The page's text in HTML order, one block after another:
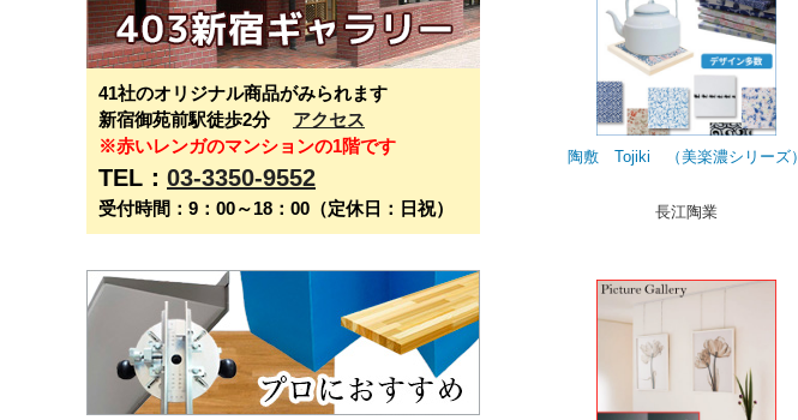
41社のオリジナル商品がみられます
新宿御苑前駅徒歩2分 アクセス
※赤いレンガのマンションの1階です
TEL： 03-3350-9552
受付時間：9：00～18：00（定休日：日祝）
陶敷 Tojiki （美楽濃シリーズ）
長江陶業